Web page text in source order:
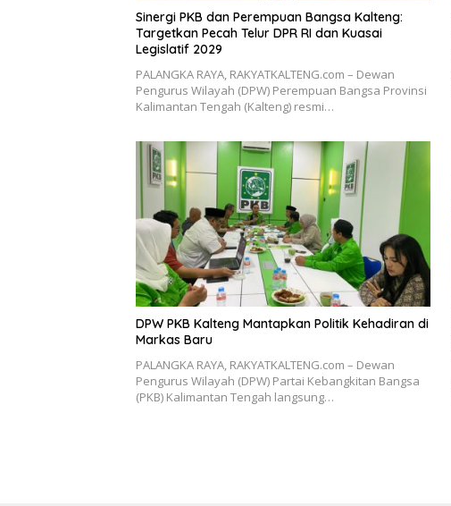
Sinergi PKB dan Perempuan Bangsa Kalteng:
Targetkan Pecah Telur DPR RI dan Kuasai
Legislatif 2029
PALANGKA RAYA, RAKYATKALTENG.com – Dewan
Pengurus Wilayah (DPW) Perempuan Bangsa Provinsi
Kalimantan Tengah (Kalteng) resmi…
DPW PKB Kalteng Mantapkan Politik Kehadiran di
Markas Baru
PALANGKA RAYA, RAKYATKALTENG.com – Dewan
Pengurus Wilayah (DPW) Partai Kebangkitan Bangsa
(PKB) Kalimantan Tengah langsung…